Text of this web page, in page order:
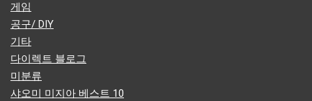
게임
공구/ DIY
기타
다이렉트 블로그
미분류
샤오미 미지아 베스트 10